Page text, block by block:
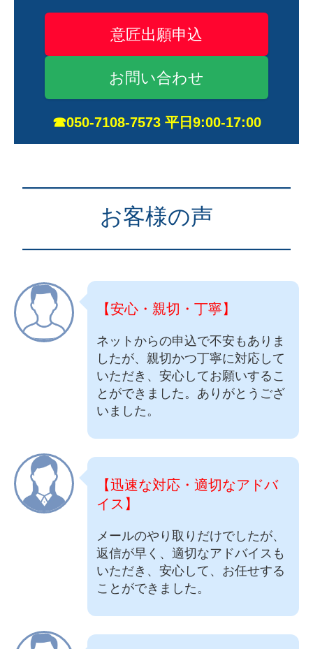
意匠出願申込
お問い合わせ
☎050-7108-7573 平日9:00-17:00
————————————
お客様の声
————————————
【安心・親切・丁寧】
ネットからの申込で不安もありま
したが、親切かつ丁寧に対応して
いただき、安心してお願いするこ
とができました。ありがとうござ
いました。
【迅速な対応・適切なアドバ
イス】
メールのやり取りだけでしたが、
返信が早く、適切なアドバイスも
いただき、安心して、お任せする
ことができました。